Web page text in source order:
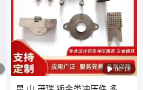
 00:18